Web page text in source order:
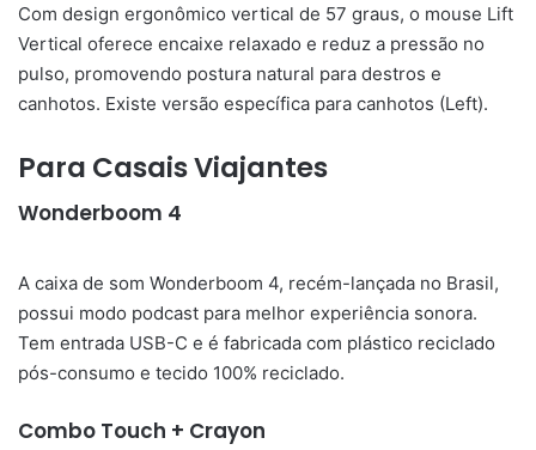
Com design ergonômico vertical de 57 graus, o mouse Lift
Vertical oferece encaixe relaxado e reduz a pressão no
pulso, promovendo postura natural para destros e
canhotos. Existe versão específica para canhotos (Left).
Para Casais Viajantes
Wonderboom 4
A caixa de som Wonderboom 4, recém-lançada no Brasil,
possui modo podcast para melhor experiência sonora.
Tem entrada USB-C e é fabricada com plástico reciclado
pós-consumo e tecido 100% reciclado.
Combo Touch + Crayon